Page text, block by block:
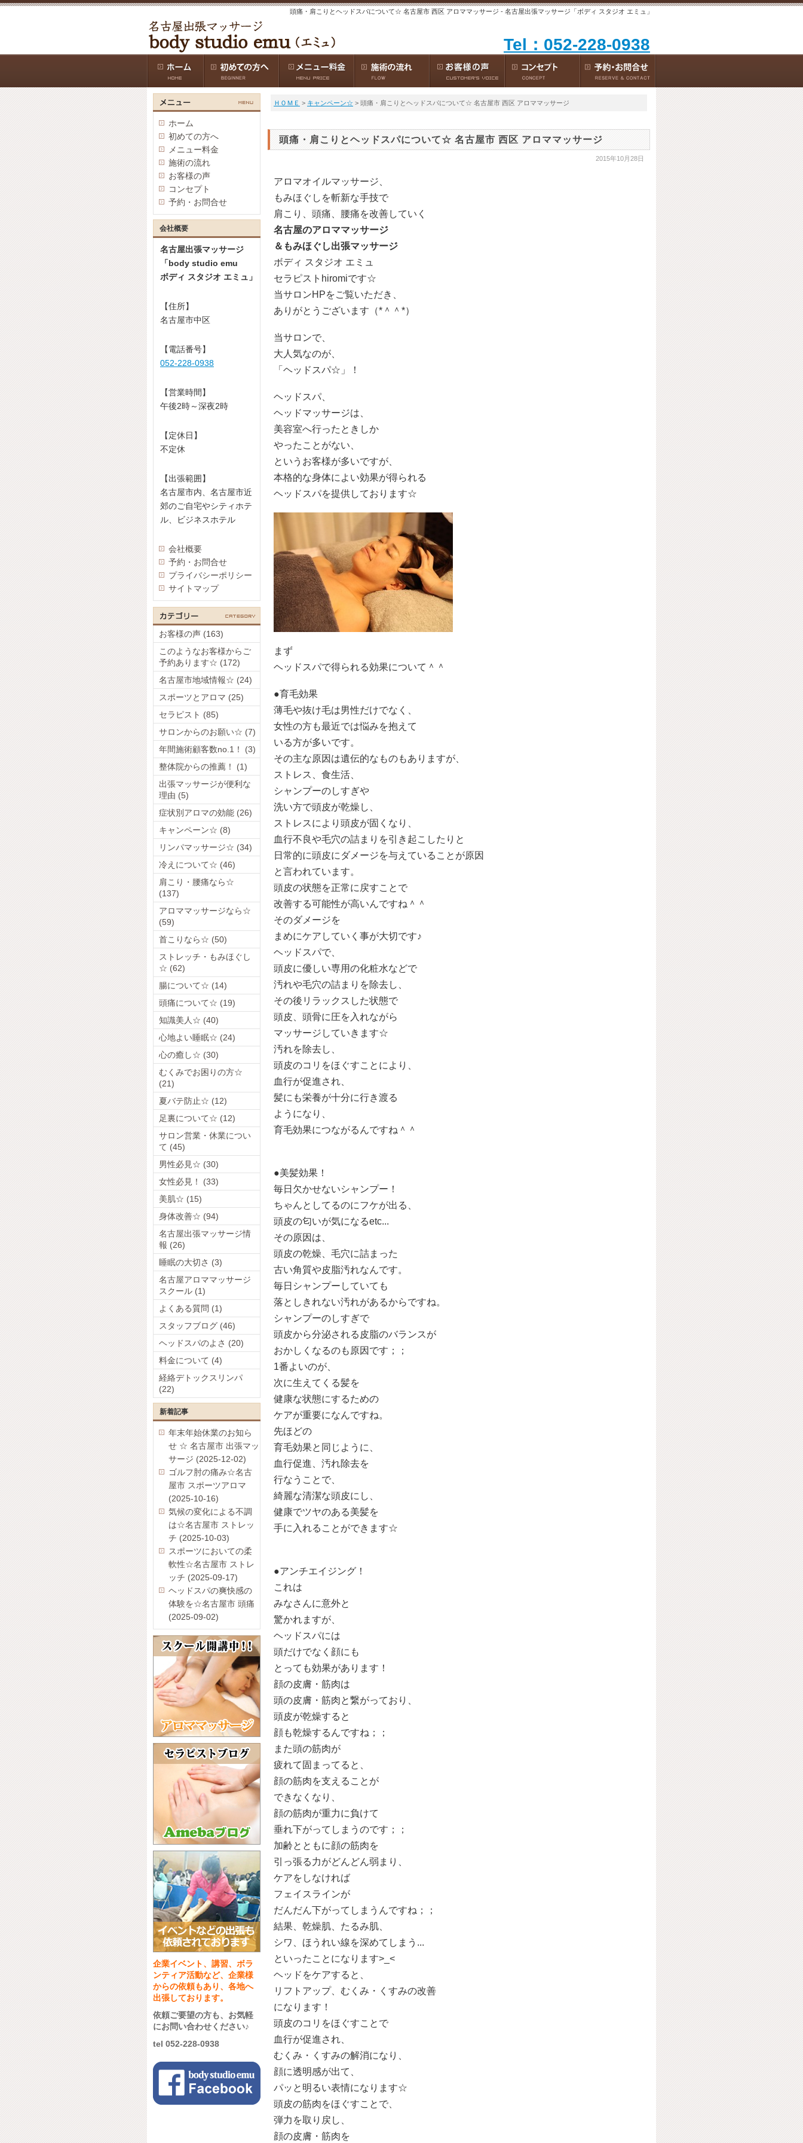
頭痛・肩こりとヘッドスパについて☆ 名古屋市 西区 アロママッサージ - 名古屋出張マッサージ「ボディ スタジオ エミュ」
Tel：052-228-0938
ＨＯＭＥ > キャンペーン☆ > 頭痛・肩こりとヘッドスパについて☆ 名古屋市 西区 アロママッサージ
頭痛・肩こりとヘッドスパについて☆ 名古屋市 西区 アロママッサージ
2015年10月28日
アロマオイルマッサージ、
もみほぐしを斬新な手技で
肩こり、頭痛、腰痛を改善していく
名古屋のアロママッサージ
＆もみほぐし出張マッサージ
ボディ スタジオ エミュ
セラピストhiromiです☆
当サロンHPをご覧いただき、
ありがとうございます（*＾＾*）
当サロンで、
大人気なのが、
「ヘッドスパ☆」！
ヘッドスパ、
ヘッドマッサージは、
美容室へ行ったときしか
やったことがない、
というお客様が多いですが、
本格的な身体によい効果が得られる
ヘッドスパを提供しております☆
まず
ヘッドスパで得られる効果について＾＾
●育毛効果
薄毛や抜け毛は男性だけでなく、
女性の方も最近では悩みを抱えて
いる方が多いです。
その主な原因は遺伝的なものもありますが、
ストレス、食生活、
シャンプーのしすぎや
洗い方で頭皮が乾燥し、
ストレスにより頭皮が固くなり、
血行不良や毛穴の詰まりを引き起こしたりと
日常的に頭皮にダメージを与えていることが原因
と言われています。
頭皮の状態を正常に戻すことで
改善する可能性が高いんですね＾＾
そのダメージを
まめにケアしていく事が大切です♪
ヘッドスパで、
頭皮に優しい専用の化粧水などで
汚れや毛穴の詰まりを除去し、
その後リラックスした状態で
頭皮、頭骨に圧を入れながら
マッサージしていきます☆
汚れを除去し、
頭皮のコリをほぐすことにより、
血行が促進され、
髪にも栄養が十分に行き渡る
ようになり、
育毛効果につながるんですね＾＾
●美髪効果！
毎日欠かせないシャンプー！
ちゃんとしてるのにフケが出る、
頭皮の匂いが気になるetc...
その原因は、
頭皮の乾燥、毛穴に詰まった
古い角質や皮脂汚れなんです。
毎日シャンプーしていても
落としきれない汚れがあるからですね。
シャンプーのしすぎで
頭皮から分泌される皮脂のバランスが
おかしくなるのも原因です；；
1番よいのが、
次に生えてくる髪を
健康な状態にするための
ケアが重要になんですね。
先ほどの
育毛効果と同じように、
血行促進、汚れ除去を
行なうことで、
綺麗な清潔な頭皮にし、
健康でツヤのある美髪を
手に入れることができます☆
●アンチエイジング！
これは
みなさんに意外と
驚かれますが、
ヘッドスパには
頭だけでなく顔にも
とっても効果があります！
顔の皮膚・筋肉は
頭の皮膚・筋肉と繋がっており、
頭皮が乾燥すると
顔も乾燥するんですね；；
また頭の筋肉が
疲れて固まってると、
顔の筋肉を支えることが
できなくなり、
顔の筋肉が重力に負けて
垂れ下がってしまうのです；；
加齢とともに顔の筋肉を
引っ張る力がどんどん弱まり、
ケアをしなければ
フェイスラインが
だんだん下がってしまうんですね；；
結果、乾燥肌、たるみ肌、
シワ、ほうれい線を深めてしまう...
といったことになります>_<
ヘッドをケアすると、
リフトアップ、むくみ・くすみの改善
になります！
頭皮のコリをほぐすことで
血行が促進され、
むくみ・くすみの解消になり、
顔に透明感が出て、
パッと明るい表情になります☆
頭皮の筋肉をほぐすことで、
弾力を取り戻し、
顔の皮膚・筋肉を
ホーム
初めての方へ
メニュー料金
施術の流れ
お客様の声
コンセプト
予約・お問合せ
会社概要
名古屋出張マッサージ
「body studio emu
ボディ スタジオ エミュ」
【住所】
名古屋市中区
【電話番号】
052-228-0938
【営業時間】
午後2時～深夜2時
【定休日】
不定休
【出張範囲】
名古屋市内、名古屋市近
郊のご自宅やシティホテ
ル、ビジネスホテル
会社概要
予約・お問合せ
プライバシーポリシー
サイトマップ
お客様の声 (163)
このようなお客様からご
予約あります☆ (172)
名古屋市地域情報☆ (24)
スポーツとアロマ (25)
セラピスト (85)
サロンからのお願い☆ (7)
年間施術顧客数no.1！ (3)
整体院からの推薦！ (1)
出張マッサージが便利な
理由 (5)
症状別アロマの効能 (26)
キャンペーン☆ (8)
リンパマッサージ☆ (34)
冷えについて☆ (46)
肩こり・腰痛なら☆
(137)
アロママッサージなら☆
(59)
首こりなら☆ (50)
ストレッチ・もみほぐし
☆ (62)
腸について☆ (14)
頭痛について☆ (19)
知識美人☆ (40)
心地よい睡眠☆ (24)
心の癒し☆ (30)
むくみでお困りの方☆
(21)
夏バテ防止☆ (12)
足裏について☆ (12)
サロン営業・休業につい
て (45)
男性必見☆ (30)
女性必見！ (33)
美肌☆ (15)
身体改善☆ (94)
名古屋出張マッサージ情
報 (26)
睡眠の大切さ (3)
名古屋アロママッサージ
スクール (1)
よくある質問 (1)
スタッフブログ (46)
ヘッドスパのよさ (20)
料金について (4)
経絡デトックスリンパ
(22)
新着記事
年末年始休業のお知ら
せ ☆ 名古屋市 出張マッ
サージ (2025-12-02)
ゴルフ肘の痛み☆名古
屋市 スポーツアロマ
(2025-10-16)
気候の変化による不調
は☆名古屋市 ストレッ
チ (2025-10-03)
スポーツにおいての柔
軟性☆名古屋市 ストレ
ッチ (2025-09-17)
ヘッドスパの爽快感の
体験を☆名古屋市 頭痛
(2025-09-02)
企業イベント、講習、ボラ
ンティア活動など、企業様
からの依頼もあり、各地へ
出張しております。
依頼ご要望の方も、お気軽
にお問い合わせください♪
tel 052-228-0938